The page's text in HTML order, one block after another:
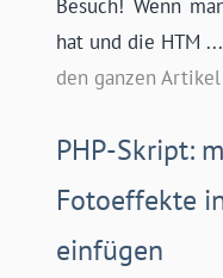
Besuch! Wenn
hat und die HTM
den ganzen
PHP-Skript:
Fotoeffekte
einfügen